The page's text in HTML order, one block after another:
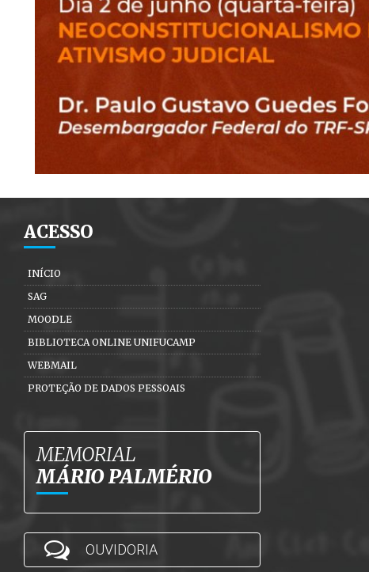
ACESSO
INÍCIO
SAG
MOODLE
BIBLIOTECA ONLINE UNIFUCAMP
WEBMAIL
PROTEÇÃO DE DADOS PESSOAIS
MEMORIAL
MÁRIO PALMÉRIO
OUVIDORIA